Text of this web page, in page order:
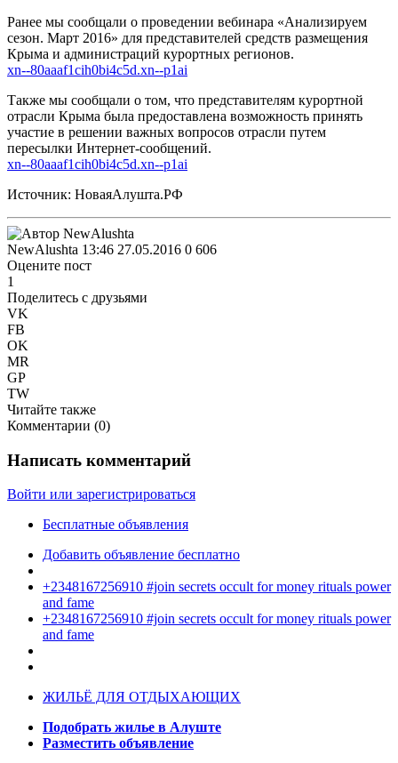
Ранее мы сообщали о проведении вебинара «Анализируем
сезон. Март 2016» для представителей средств размещения
Крыма и администраций курортных регионов.
xn--80aaaf1cih0bi4c5d.xn--p1ai
Также мы сообщали о том, что представителям курортной
отрасли Крыма была предоставлена возможность принять
участие в решении важных вопросов отрасли путем
пересылки Интернет-сообщений.
xn--80aaaf1cih0bi4c5d.xn--p1ai
Источник: НоваяАлушта.РФ
NewAlushta 13:46 27.05.2016 0 606
Оцените пост
1
Поделитесь с друзьями
VK
FB
OK
MR
GP
TW
Читайте также
Комментарии (0)
Написать комментарий
Войти или зарегистрироваться
Бесплатные объявления
Добавить объявление бесплатно
+2348167256910 #join secrets occult for money rituals power
and fame
+2348167256910 #join secrets occult for money rituals power
and fame
ЖИЛЬЁ ДЛЯ ОТДЫХАЮЩИХ
Подобрать жилье в Алуште
Разместить объявление